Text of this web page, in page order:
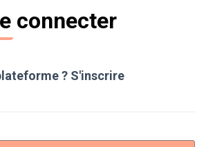
connecter
? S'inscrire